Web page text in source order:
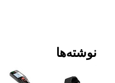
نوشته‌ها